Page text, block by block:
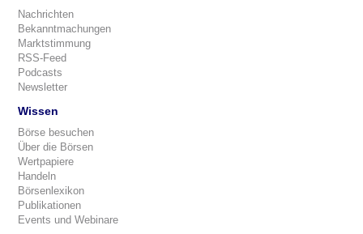
Nachrichten
Bekanntmachungen
Marktstimmung
RSS-Feed
Podcasts
Newsletter
Wissen
Börse besuchen
Über die Börsen
Wertpapiere
Handeln
Börsenlexikon
Publikationen
Events und Webinare